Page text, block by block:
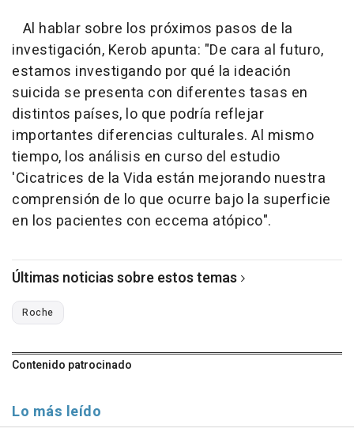
Al hablar sobre los próximos pasos de la
investigación, Kerob apunta: "De cara al futuro,
estamos investigando por qué la ideación
suicida se presenta con diferentes tasas en
distintos países, lo que podría reflejar
importantes diferencias culturales. Al mismo
tiempo, los análisis en curso del estudio
'Cicatrices de la Vida están mejorando nuestra
comprensión de lo que ocurre bajo la superficie
en los pacientes con eccema atópico".
Últimas noticias sobre estos temas
Roche
Contenido patrocinado
Lo más leído